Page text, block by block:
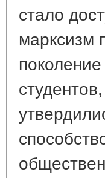
стало
марксизм